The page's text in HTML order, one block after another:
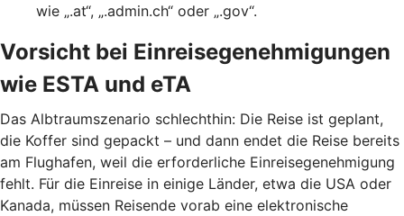
wie „.at“, „.admin.ch“ oder „.gov“.
Vorsicht bei Einreisegenehmigungen
wie ESTA und eTA
Das Albtraumszenario schlechthin: Die Reise ist geplant,
die Koffer sind gepackt – und dann endet die Reise bereits
am Flughafen, weil die erforderliche Einreisegenehmigung
fehlt. Für die Einreise in einige Länder, etwa die USA oder
Kanada, müssen Reisende vorab eine elektronische